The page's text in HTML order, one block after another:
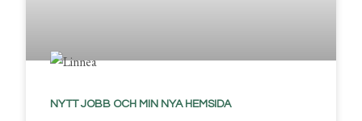
NYTT JOBB OCH MIN NYA HEMSIDA